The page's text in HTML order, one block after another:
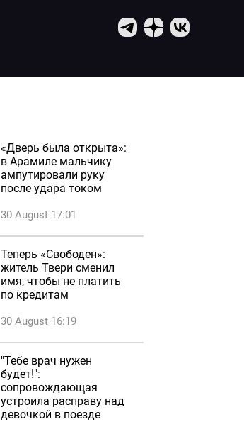
«Дверь была открыта»:
в Арамиле мальчику
ампутировали руку
после удара током
30 August 17:01
Теперь «Свободен»:
житель Твери сменил
имя, чтобы не платить
по кредитам
30 August 16:19
"Тебе врач нужен
будет!":
сопровождающая
устроила расправу над
девочкой в поезде